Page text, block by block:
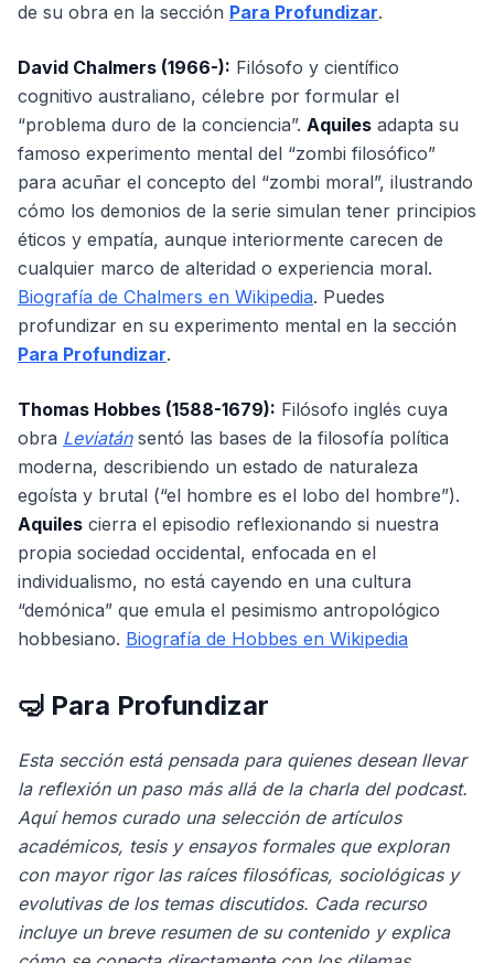
de su obra en la sección Para Profundizar.
David Chalmers (1966-): Filósofo y científico
cognitivo australiano, célebre por formular el
“problema duro de la conciencia”. Aquiles adapta su
famoso experimento mental del “zombi filosófico”
para acuñar el concepto del “zombi moral”, ilustrando
cómo los demonios de la serie simulan tener principios
éticos y empatía, aunque interiormente carecen de
cualquier marco de alteridad o experiencia moral.
Biografía de Chalmers en Wikipedia. Puedes
profundizar en su experimento mental en la sección
Para Profundizar.
Thomas Hobbes (1588-1679): Filósofo inglés cuya
obra Leviatánsentó las bases de la filosofía política
moderna, describiendo un estado de naturaleza
egoísta y brutal (“el hombre es el lobo del hombre”).
Aquiles cierra el episodio reflexionando si nuestra
propia sociedad occidental, enfocada en el
individualismo, no está cayendo en una cultura
“demónica” que emula el pesimismo antropológico
hobbesiano. Biografía de Hobbes en Wikipedia
🤿 Para Profundizar
Esta sección está pensada para quienes desean llevar
la reflexión un paso más allá de la charla del podcast.
Aquí hemos curado una selección de artículos
académicos, tesis y ensayos formales que exploran
con mayor rigor las raíces filosóficas, sociológicas y
evolutivas de los temas discutidos. Cada recurso
incluye un breve resumen de su contenido y explica